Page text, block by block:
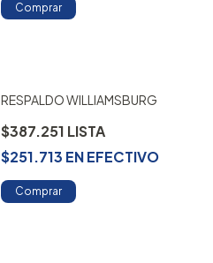
Comprar
RESPALDO WILLIAMSBURG
$387.251
$251.713 ENEFECTIVO
Comprar